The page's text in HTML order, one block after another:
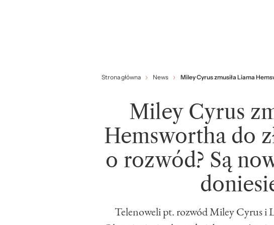
Strona główna News Miley Cyrus zmusiła Liama
Miley Cyrus
Hemswortha do
o rozwód? Są
Telenoweli pt. rozwód Miley Cyrus i